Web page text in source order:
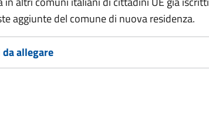
aggiunte del comune di nuova residenza.
allegare